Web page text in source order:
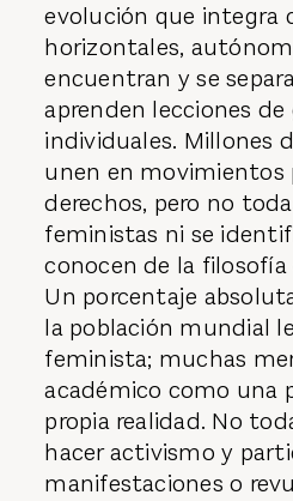
evolución que integra
horizontales,
encuentran y se
aprenden lecciones de
individuales. Millones
unen en movimientos
derechos, pero no
feministas ni se
conocen de la
Un porcentaje
la población mundial
feminista; muchas
académico como una
propia realidad. No
hacer activismo y
manifestaciones o